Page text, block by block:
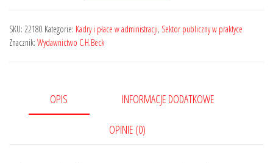
podnoszenie
kwalifikacji
sektorze
SKU: 22180 Kategorie: Kadry i płace w administracji, Sektor publiczny w praktyce
Znacznik: Wydawnictwo C.H.Beck
OPIS INFORMACJE DODATKOWE
OPINIE (0)